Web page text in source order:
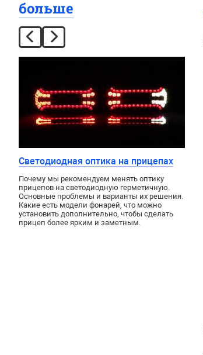
больше
Светодиодная оптика на прицепах
Почему мы рекомендуем менять оптику
прицепов на светодиодную герметичную.
Основные проблемы и варианты их решения.
Какие есть модели фонарей, что можно
установить дополнительно, чтобы сделать
прицеп более ярким и заметным.